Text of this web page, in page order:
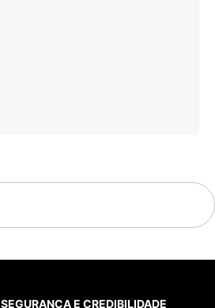
SEGURANÇA E CREDIBILIDADE